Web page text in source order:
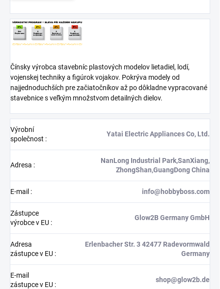
Čínsky výrobca stavebníc plastových modelov lietadiel, lodí,
vojenskej techniky a figúrok vojakov. Pokrýva modely od
najjednoduchších pre začiatočníkov až po dôkladne vypracované
stavebnice s veľkým množstvom detailných dielov.
Výrobní
společnost :
Yatai Electric Appliances Co, Ltd.
Adresa :
NanLong Industrial Park,SanXiang,
ZhongShan,GuangDong China
E-mail : info@hobbyboss.com
Zástupce
výrobce v EU :
Glow2B Germany GmbH
Adresa
zástupce v EU :
Erlenbacher Str. 3 42477 Radevormwald
Germany
E-mail
zástupce v EU :
shop@glow2b.de